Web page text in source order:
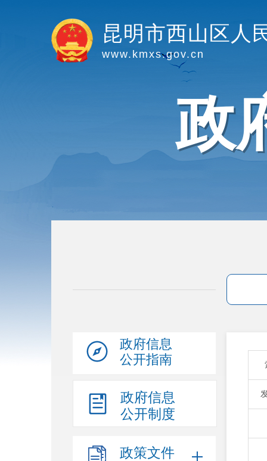
昆明市西山区人
www.kmxs.gov.cn
政
政府信息
公开指南
政府信息
公开制度
政策文件